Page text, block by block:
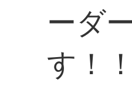
ーダ
す！！